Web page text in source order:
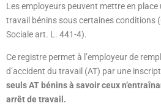
Les employeurs peuvent mettre en
travail bénins sous certaines conditions
Sociale art. L. 441-4).
Ce registre permet à l’employeur de
d’accident du travail (AT) par une
seuls AT bénins à savoir ceux
arrêt de travail.